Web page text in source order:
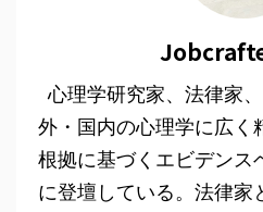
心理学研究家、法律家
外・国内の心理学に広く
根拠に基づくエビデンス
に登壇している。法律家